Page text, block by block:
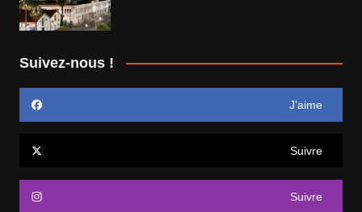
Suivez-nous !
J’aime
Suivre
Suivre